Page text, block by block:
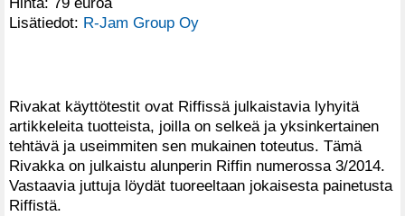
Lisätiedot: R-Jam Group Oy
Rivakat käyttötestit ovat Riffissä julkaistavia lyhyitä
artikkeleita tuotteista, joilla on selkeä ja yksinkertainen
tehtävä ja useimmiten sen mukainen toteutus. Tämä
Rivakka on julkaistu alunperin Riffin numerossa 3/2014.
Vastaavia juttuja löydät tuoreeltaan jokaisesta painetusta
Riffistä.